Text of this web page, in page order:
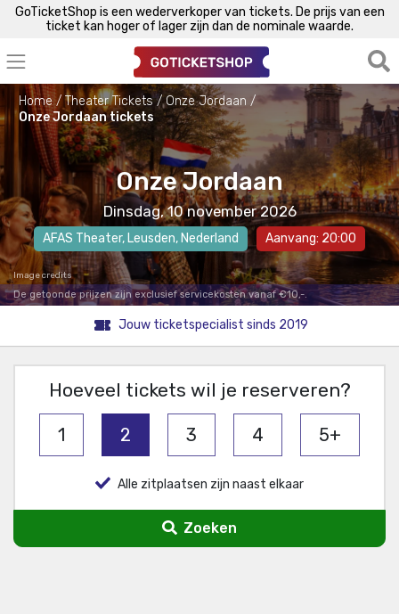
GoTicketShop is een wederverkoper van tickets. De prijs van een
ticket kan hoger of lager zijn dan de nominale waarde.
Home Theater Tickets
Onze Jordaan
Onze Jordaan tickets
Onze Jordaan
Dinsdag, 10 november 2026
AFAS Theater, Leusden, Nederland Aanvang: 20:00
Image credits
De getoonde prijzen zijn exclusief servicekosten vanaf €10,-.
Jouw ticketspecialist sinds 2019
Hoeveel tickets wil je reserveren?
1 2 3 4 5+
Alle zitplaatsen zijn naast elkaar
Zoeken